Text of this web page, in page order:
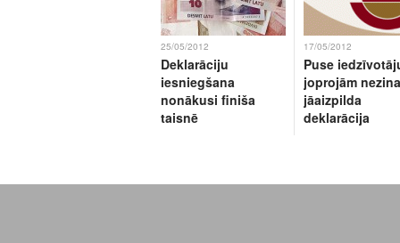
25/05/2012
Deklarāciju
iesniegšana
nonākusi finiša
taisnē
17/05/2012
Puse
joprojām
jāaizpilda
deklarācija